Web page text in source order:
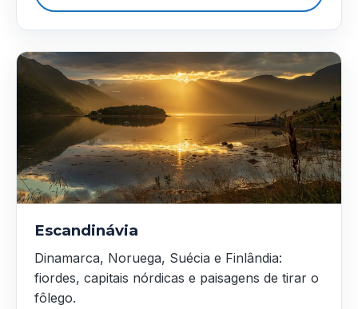
Escandinávia
Dinamarca, Noruega, Suécia e Finlândia:
fiordes, capitais nórdicas e paisagens de tirar o
fôlego.